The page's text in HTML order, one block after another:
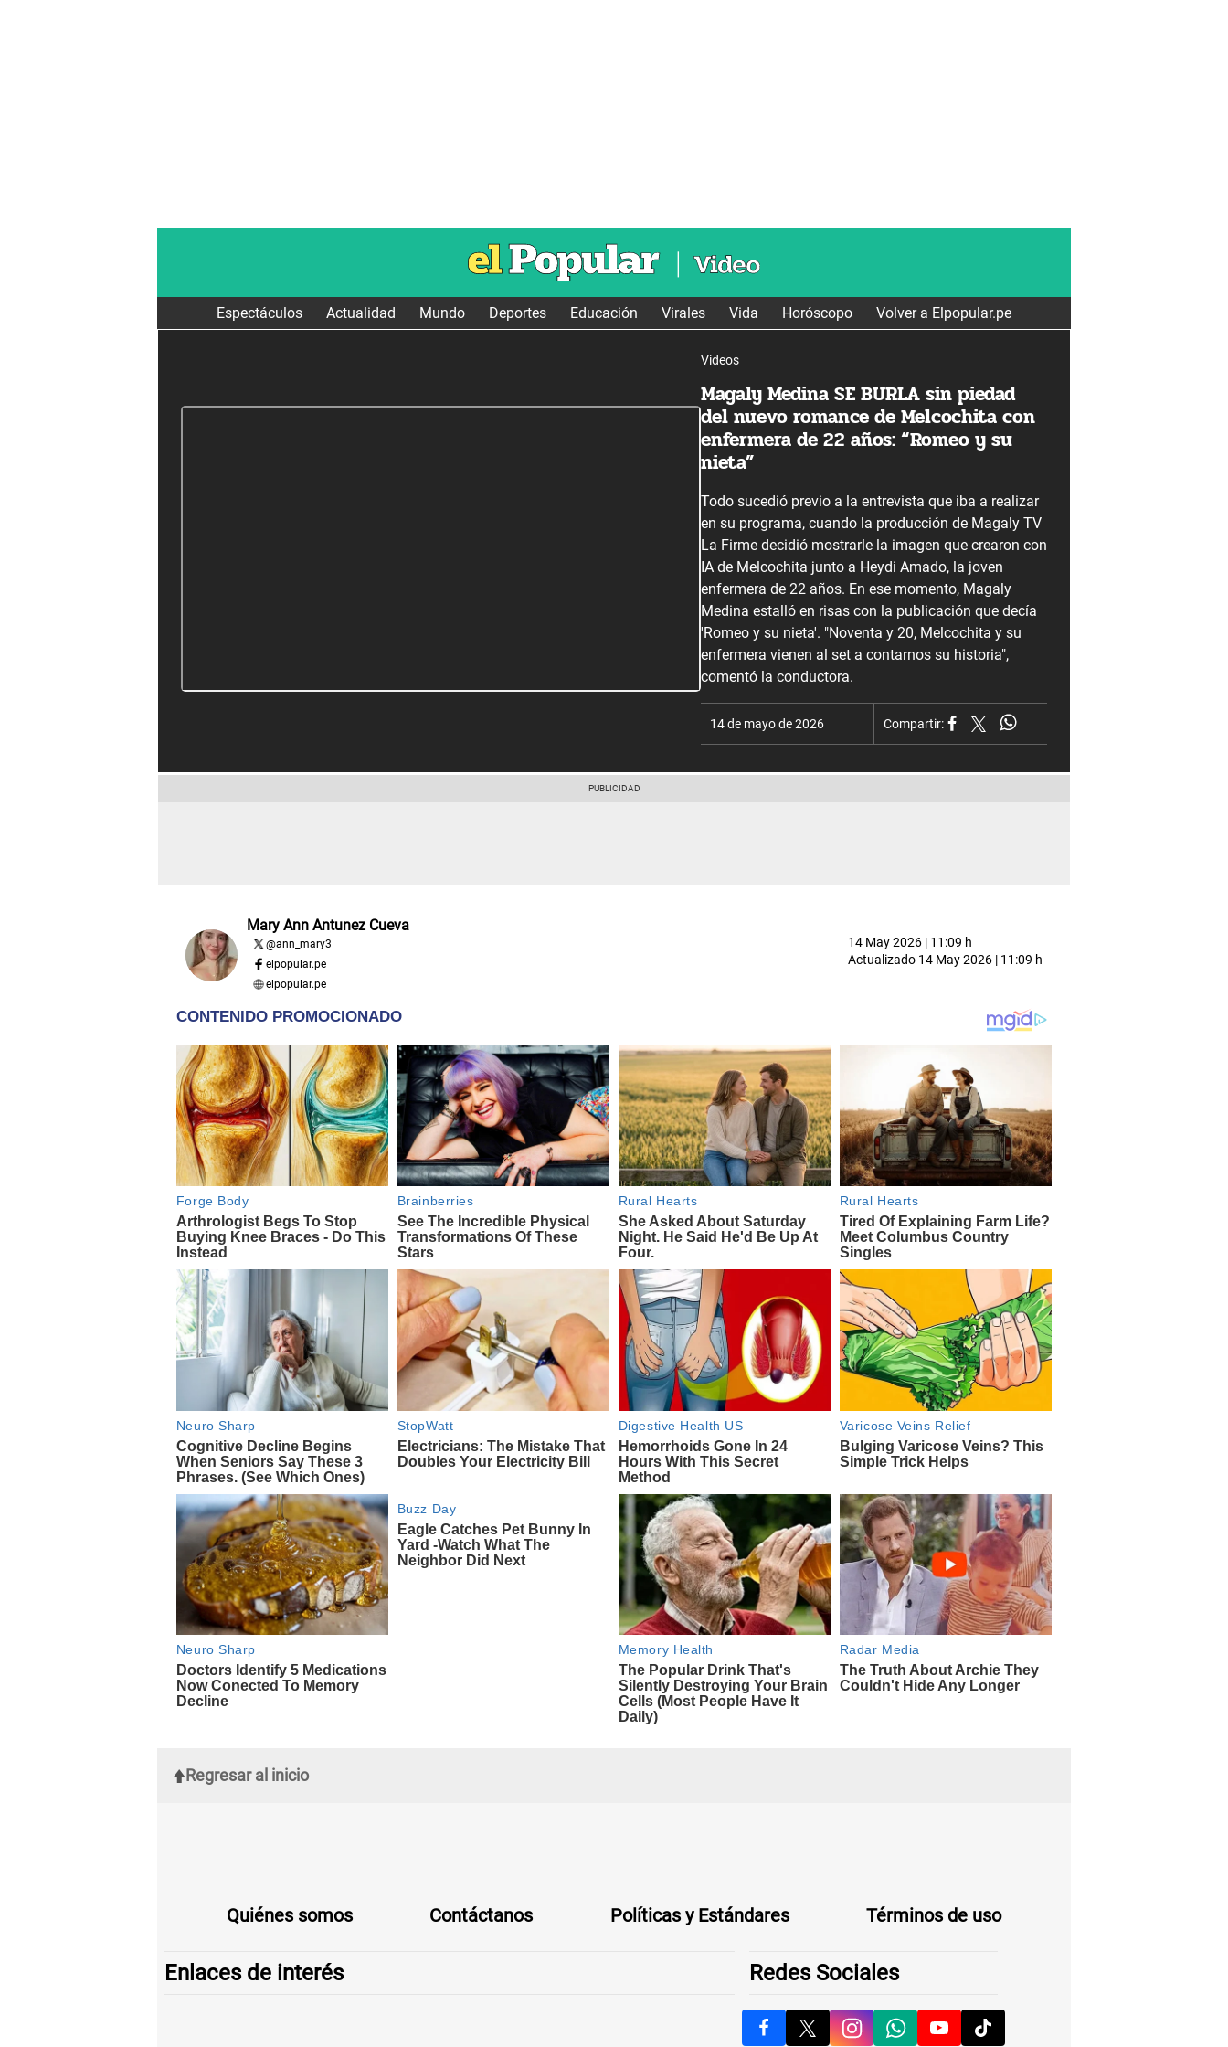
Espectáculos Actualidad Mundo Deportes Educación Virales Vida Horóscopo Volver a Elpopular.pe
Videos
Magaly Medina SE BURLA sin piedad
del nuevo romance de Melcochita con
enfermera de 22 años: “Romeo y su
nieta”
Todo sucedió previo a la entrevista que iba a realizar
en su programa, cuando la producción de Magaly TV
La Firme decidió mostrarle la imagen que crearon con
IA de Melcochita junto a Heydi Amado, la joven
enfermera de 22 años. En ese momento, Magaly
Medina estalló en risas con la publicación que decía
'Romeo y su nieta'. "Noventa y 20, Melcochita y su
enfermera vienen al set a contarnos su historia",
comentó la conductora.
14 de mayo de 2026 Compartir:
Mary Ann Antunez Cueva
@ann_mary3
elpopular.pe
elpopular.pe
14 May 2026 | 11:09 h
Actualizado 14 May 2026 | 11:09 h
Regresar al inicio
Quiénes somos Contáctanos Políticas y Estándares Términos de uso
Enlaces de interés Redes Sociales